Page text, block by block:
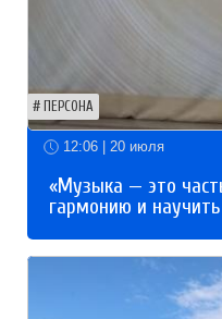
ПЕРСОНА
12:06 | 20 июля
«Музыка — это
гармонию и